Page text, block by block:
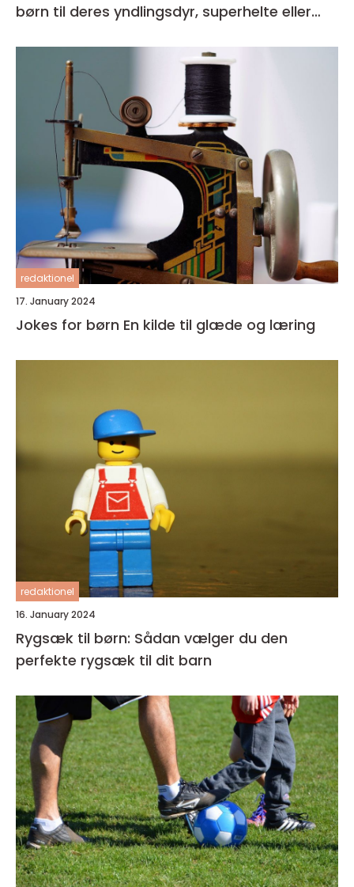
børn til deres yndlingsdyr, superhelte eller
redaktionel
17. January 2024
Jokes for børn En kilde til glæde og læring
redaktionel
16. January 2024
Rygsæk til børn: Sådan vælger du den
perfekte rygsæk til dit barn